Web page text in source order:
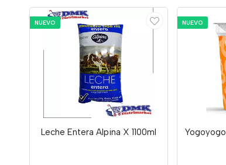
NUEVO
Leche Entera Alpina X 1100ml
NUEVO